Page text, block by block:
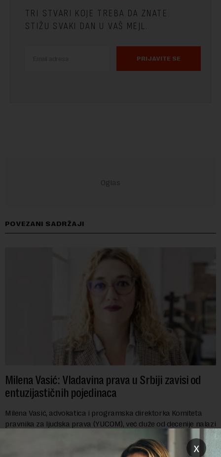
TRI STVARI KOJE TREBA DA ZNATE
STIŽU SVAKI DAN U VAŠ MEJL.
PRIJAVITE SE
POVEZANI SADRŽAJI
Milena Vasić: Vladavina prava u Srbiji zavisi od
entuzijastičnih pojedinaca
Milena Vasić, advokatica i programska direktorka Komiteta
pravnika za ljudska prava (YUCOM), već duže od decenije nalazi
marginalizovanih grupa, žrtava diskrimi...
x